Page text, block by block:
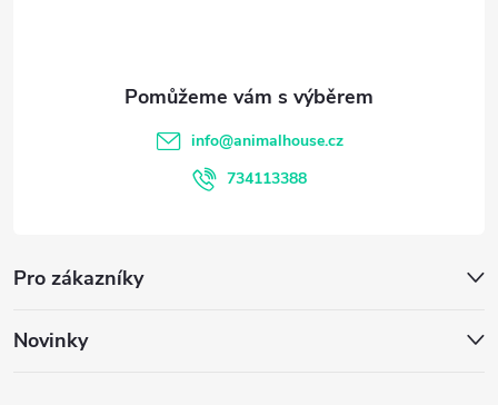
Pro zákazníky
Novinky
info@animalhouse.cz
734113388